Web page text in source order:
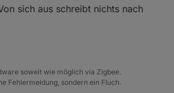
sich aus schreibt nichts nach
soweit wie möglich via Zigbee.
Fehlermeldung, sondern ein Fluch.